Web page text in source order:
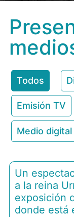
Todos
Emisión TV
Medio digital
Un
a la reina
exposición
donde está